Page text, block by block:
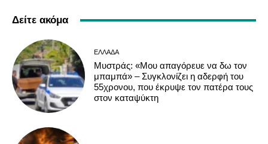
Δείτε ακόμα
ΕΛΛΆΔΑ
Μυστράς: «Μου απαγόρευε να δω τον
μπαμπά» – Συγκλονίζει η αδερφή του
55χρονου, που έκρυψε τον πατέρα τους
στον καταψύκτη